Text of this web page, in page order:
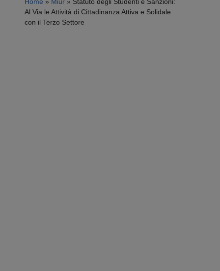
Al Via le Attività di Cittadinanza Attiva e Solidale
con il Terzo Settore